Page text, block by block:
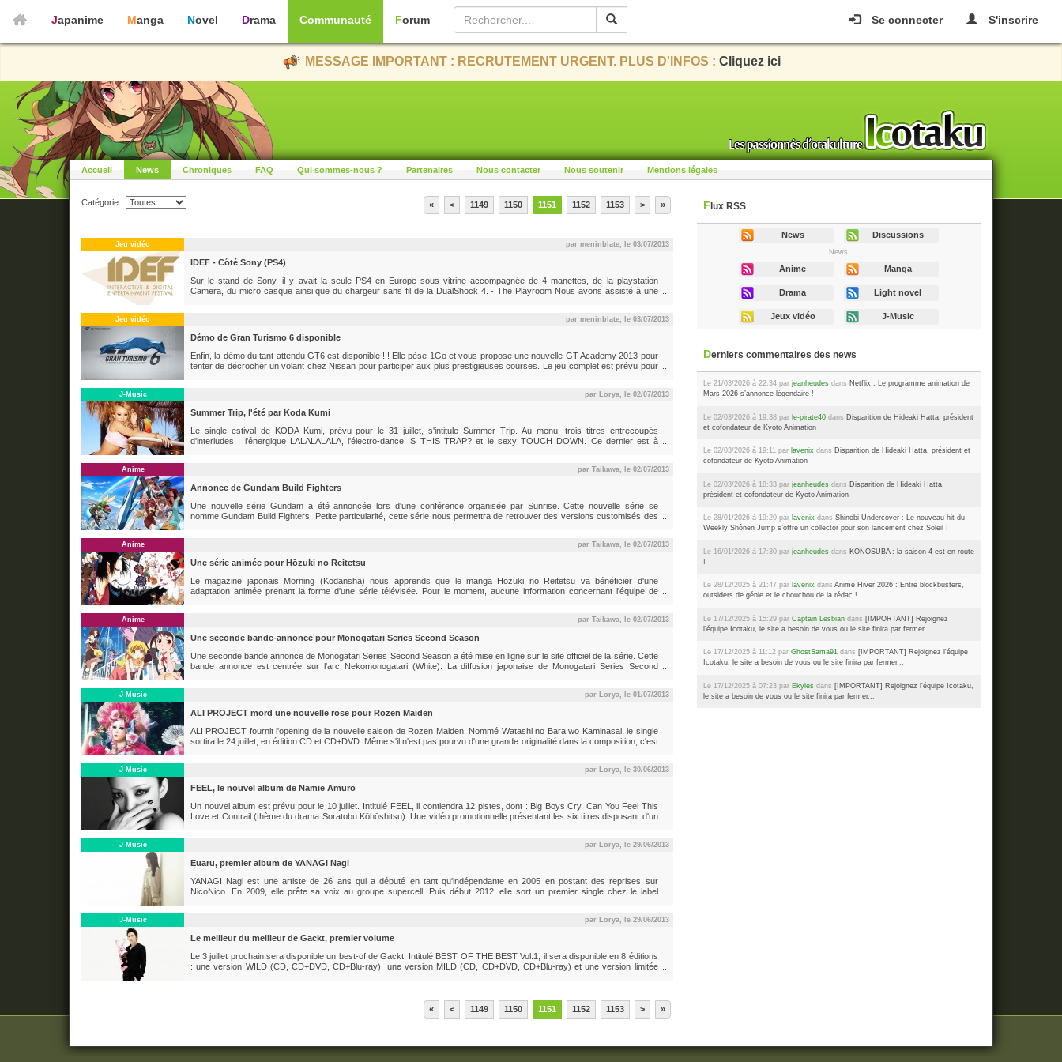
Se connecter S'inscrire
Japanime Manga Novel Drama Communauté Forum
MESSAGE IMPORTANT : RECRUTEMENT URGENT. PLUS D'INFOS : Cliquez ici
Accueil News Chroniques FAQ Qui sommes-nous ? Partenaires Nous contacter Nous soutenir Mentions légales
Catégorie : « < 1149 1150 1151 1152 1153 > »
Jeu vidéo par meninblate, le 03/07/2013
IDEF - Côté Sony (PS4)
Sur le stand de Sony, il y avait la seule PS4 en Europe sous vitrine accompagnée de 4 manettes, de la playstation
Camera, du micro casque ainsi que du chargeur sans fil de la DualShock 4. - The Playroom Nous avons assisté à une
Jeu vidéo par meninblate, le 03/07/2013
Démo de Gran Turismo 6 disponible
Enfin, la démo du tant attendu GT6 est disponible !!! Elle pèse 1Go et vous propose une nouvelle GT Academy 2013 pour
tenter de décrocher un volant chez Nissan pour participer aux plus prestigieuses courses. Le jeu complet est prévu pour
J-Music par Lorya, le 02/07/2013
Summer Trip, l'été par Koda Kumi
Le single estival de KODA Kumi, prévu pour le 31 juillet, s'intitule Summer Trip. Au menu, trois titres entrecoupés
d'interludes : l'énergique LALALALALA, l'électro-dance IS THIS TRAP? et le sexy TOUCH DOWN. Ce dernier est à
Anime par Taikawa, le 02/07/2013
Annonce de Gundam Build Fighters
Une nouvelle série Gundam a été annoncée lors d'une conférence organisée par Sunrise. Cette nouvelle série se
nomme Gundam Build Fighters. Petite particularité, cette série nous permettra de retrouver des versions customisés des
Anime par Taikawa, le 02/07/2013
Une série animée pour Hōzuki no Reitetsu
Le magazine japonais Morning (Kodansha) nous apprends que le manga Hōzuki no Reitetsu va bénéficier d'une
adaptation animée prenant la forme d'une série télévisée. Pour le moment, aucune information concernant l'équipe de
Anime par Taikawa, le 02/07/2013
Une seconde bande-annonce pour Monogatari Series Second Season
Une seconde bande annonce de Monogatari Series Second Season a été mise en ligne sur le site officiel de la série. Cette
bande annonce est centrée sur l'arc Nekomonogatari (White). La diffusion japonaise de Monogatari Series Second
J-Music par Lorya, le 01/07/2013
ALI PROJECT mord une nouvelle rose pour Rozen Maiden
ALI PROJECT fournit l'opening de la nouvelle saison de Rozen Maiden. Nommé Watashi no Bara wo Kaminasai, le single
sortira le 24 juillet, en édition CD et CD+DVD. Même s'il n'est pas pourvu d'une grande originalité dans la composition, c'est
J-Music par Lorya, le 30/06/2013
FEEL, le nouvel album de Namie Amuro
Un nouvel album est prévu pour le 10 juillet. Intitulé FEEL, il contiendra 12 pistes, dont : Big Boys Cry, Can You Feel This
Love et Contrail (thème du drama Soratobu Kōhōshitsu). Une vidéo promotionnelle présentant les six titres disposant d'un
J-Music par Lorya, le 29/06/2013
Euaru, premier album de YANAGI Nagi
YANAGI Nagi est une artiste de 26 ans qui a débuté en tant qu'indépendante en 2005 en postant des reprises sur
NicoNico. En 2009, elle prête sa voix au groupe supercell. Puis début 2012, elle sort un premier single chez le label
J-Music par Lorya, le 29/06/2013
Le meilleur du meilleur de Gackt, premier volume
Le 3 juillet prochain sera disponible un best-of de Gackt. Intitulé BEST OF THE BEST Vol.1, il sera disponible en 8 éditions
: une version WILD (CD, CD+DVD, CD+Blu-ray), une version MILD (CD, CD+DVD, CD+Blu-ray) et une version limitée
« < 1149 1150 1151 1152 1153 > »
Flux RSS
News Discussions
News
Anime Manga
Drama Light novel
Jeux vidéo J-Music
Derniers commentaires des news
Le 21/03/2026 à 22:34 par jeanheudesdans Netflix : Le programme animation de
Mars 2026 s’annonce légendaire !
Le 02/03/2026 à 19:38 par le-pirate40dans Disparition de Hideaki Hatta, président
et cofondateur de Kyoto Animation
Le 02/03/2026 à 19:11 par lavenixdans Disparition de Hideaki Hatta, président et
cofondateur de Kyoto Animation
Le 02/03/2026 à 18:33 par jeanheudesdans Disparition de Hideaki Hatta,
président et cofondateur de Kyoto Animation
Le 28/01/2026 à 19:20 par lavenixdans Shinobi Undercover : Le nouveau hit du
Weekly Shônen Jump s’offre un collector pour son lancement chez Soleil !
Le 16/01/2026 à 17:30 par jeanheudesdans KONOSUBA : la saison 4 est en route
!
Le 28/12/2025 à 21:47 par lavenixdans Anime Hiver 2026 : Entre blockbusters,
outsiders de génie et le chouchou de la rédac !
Le 17/12/2025 à 15:29 par Captain Lesbiandans [IMPORTANT] Rejoignez
l'équipe Icotaku, le site a besoin de vous ou le site finira par fermer...
Le 17/12/2025 à 11:12 par GhostSama91dans [IMPORTANT] Rejoignez l'équipe
Icotaku, le site a besoin de vous ou le site finira par fermer...
Le 17/12/2025 à 07:23 par Ekylesdans [IMPORTANT] Rejoignez l'équipe Icotaku,
le site a besoin de vous ou le site finira par fermer...